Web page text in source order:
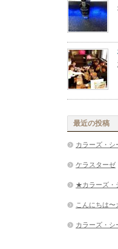
最近の投稿
カラーズ・シ
ケラスターゼ
★カラーズ・
こんにちは〜
カラーズ・シ